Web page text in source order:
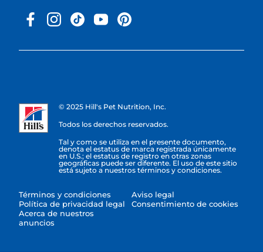
© 2025 Hill's Pet Nutrition, Inc.
Todos los derechos reservados.
Tal y como se utiliza en el presente documento,
denota el estatus de marca registrada únicamente
en U.S.; el estatus de registro en otras zonas
geográficas puede ser diferente. El uso de este sitio
está sujeto a nuestros términos y condiciones.
Términos y condiciones
Política de privacidad legal
Acerca de nuestros
anuncios
Aviso legal
Consentimiento de cookies